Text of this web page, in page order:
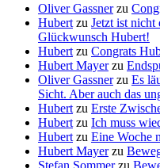
Oliver Gassnerzu
Hubert zu Jetzt ist
Glückwunsch Hubert!
Hubert zu Congrats
Hubert Mayerzu
Oliver Gassnerzu Es
Sicht. Aber auch das
Hubert zu Erste
Hubert zu Ich muss
Hubert zu Eine Woche
Hubert Mayerzu
Stefan Sommerzu